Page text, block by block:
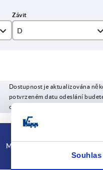
Souhlas
D
M6
Dostupnost je aktualizována
potvrzeném datu odeslání
objednávky.
Materiál základní těleso